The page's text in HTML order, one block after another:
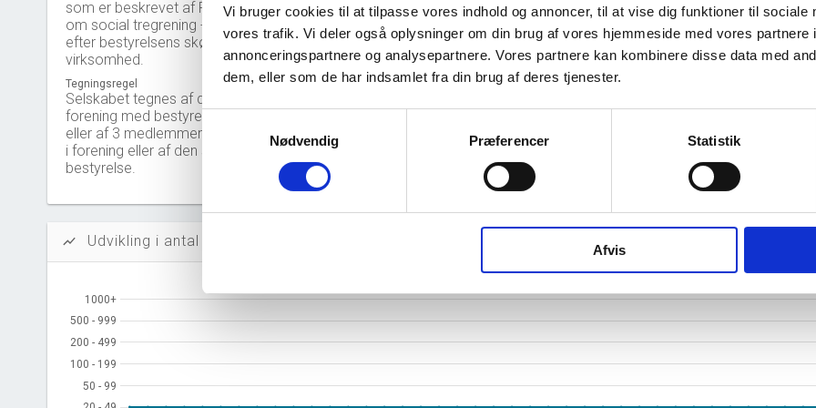
Vi bruger cookies til at tilpasse vores indhold og annoncer, til at vise dig funktioner til sociale
vores trafik. Vi deler også oplysninger om din brug af vores hjemmeside med vores partnere
annonceringspartnere og analysepartnere. Vores partnere kan kombinere disse data med
dem, eller som de har indsamlet fra din brug af deres tjenester.
Nødvendig
Præferencer Statistik
Afvis
som er beskrevet af Rudolf Steiner
om social tregrening - og anden
efter bestyrelsens skøn beslægtet
virksomhed.
Tegningsregel
Selskabet tegnes af direktionen i
forening med bestyrelsesformanden
eller af 3 medlemmer af bestyrelsen
i forening eller af den samlede
bestyrelse.
Likviditetsgrad
Afkastningsgrad
Overskudsgrad
Tal fra erhvervsstyrelsens regnskabs-API. eStatistik henviser til Erhvervsstyrelsen ved
show_chart Udvikling i antal ansatte
50 - 99
50 - 99
100 - 199
100 - 199
200 - 499
200 - 499
500 - 999
500 - 999
1000+
1000+